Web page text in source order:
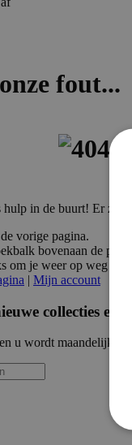
fout...
hulp in de buurt! Er zijn
vorige pagina.
bovenaan de
om je weer op weg te
| Mijn account
collecties en
u wordt maandelijks